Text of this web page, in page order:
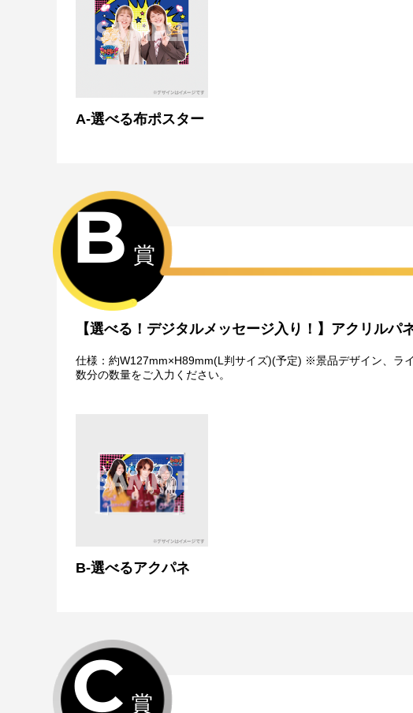
・景品の配送完了から1ヶ月経過後にお問合せいただいた景品の不
・本サービスで獲得された景品をオークション等へ出品する行為
・本サービスで獲得された動画･画像･ボイス等のデジタルコンテ
おります。
・当選権利は当選者ご本人のみ有効となります。当選権利の譲渡
メールにてご連絡させていただきます。）
・弊社サイト以外で景品を購入された場合、弊社は一切責任を負い
・サイン入り景品とサインなし景品は別配送となる場合がございま
・製作状況や天候状況によりくじページに記載のお届け目安から前
・弊社指定の配送業者から発送させていただくため、配送業者お
・日本国内在住のお客様からの海外への配送はできません。*海
ご利用いただけます。
特典について
・多連特典をご希望の場合、「くじ引き内容の選択」にてご希望
※単発（1回ボタン）で引いた方は多連特典の対象とはなりませんの
・Wチャンス賞は対象の期間内くじ引き1回ごとにチャレンジでき
・抽選は該当するWチャンス賞の期間終了後に一括で行い、完了
A-選べる布ポスター
B 賞
【選べる！デジタルメッセージ入り！】アクリルパ
仕様：約W127mm×H89mm(L判サイズ)(予定) ※景品デザイン、ラ
数分の数量をご入力ください。
B-選べるアクパネ
C 賞